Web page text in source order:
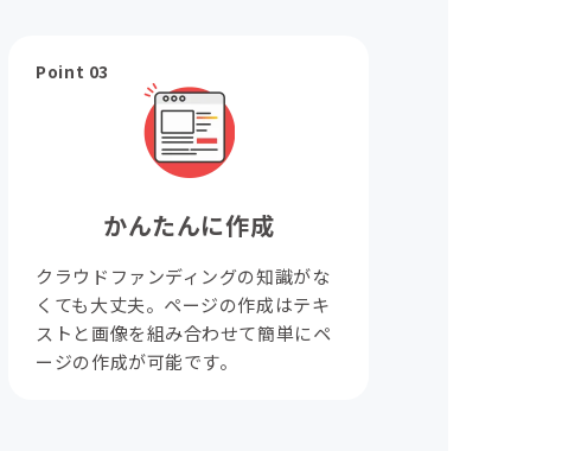
Point 03
かんたんに作成
クラウドファンディングの知識がな
くても大丈夫。ページの作成はテキ
ストと画像を組み合わせて簡単にペ
ージの作成が可能です。